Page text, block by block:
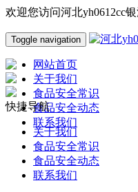
欢迎您访问河北yh0612cc
Toggle navigation
网站首页
关于我们
食品安全常识
食品安全动态
联系我们
快捷导航
关于我们
食品安全常识
食品安全动态
联系我们